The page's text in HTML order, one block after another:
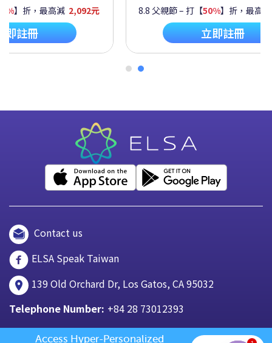
】折，最高減 2,092元
即註冊
8.8 父親節 – 打【50%】折，最高
立即註冊
Contact us
ELSA Speak Taiwan
139 Old Orchard Dr, Los Gatos, CA 95032
Telephone Number: +84 28 73012393
Access Hyper-Personalized